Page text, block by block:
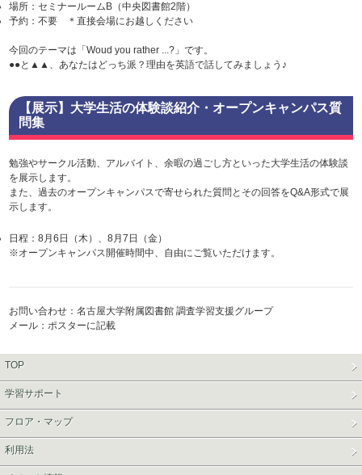
場所：セミナールームB（中央図書館2階）
予約：不要 ＊直接会場にお越しください
今回のテーマは「Woud you rather ...?」です。
●●と▲▲、あなたはどっち派？理由を英語で話してみましょう♪
【展示】大学生活の体験談紹介・オープンキャンパス質
問集
勉強やサークル活動、アルバイト、余暇の過ごし方といった大学生活の体験談
を展示します。
また、過去のオープンキャンパスで寄せられた質問とその回答をQ&A形式で展
示します。
日程：8月6日（木）、8月7日（金）
※オープンキャンパス開催時間中、自由にご覧いただけます。
お問い合わせ：名古屋大学附属図書館 調査学習支援グループ
メール：ポスターに記載
TOP
学習サポート
フロア・マップ
利用法